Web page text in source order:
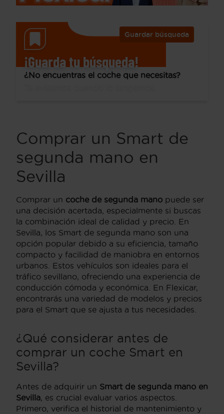
Guardar búsqueda
¡Guarda tu búsqueda!
¿No encuentras el coche que necesitas?
Comprar un Smart de
segunda mano en
Sevilla
Comprar un coche de segunda mano puede ser
una decisión acertada, especialmente si buscas
la combinación ideal de calidad y precio. En
Sevilla, los Smart de segunda mano son una
opción popular debido a su eficiencia, tamaño
compacto y facilidad de maniobra en entornos
urbanos. Estos vehículos son ideales para el
tráfico sevillano, ofreciendo una experiencia de
conducción cómoda y económica. En Flexicar,
encontrarás una variedad de modelos y precios
para el Smart que se ajusta a tus necesidades.
¿Qué considerar antes de
comprar un coche Smart en
Sevilla?
Antes de adquirir un Smart de segunda mano en
Sevilla, es crucial evaluar varios aspectos.
Primero, verifica el historial de mantenimiento y